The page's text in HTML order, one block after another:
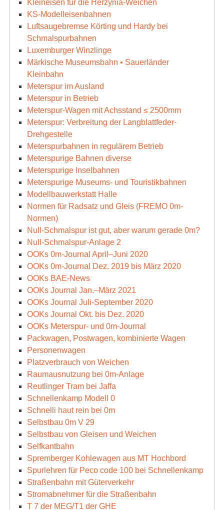
Kleineisen für die Herzynia-Weichen
KS-Modelleisenbahnen
Luftsaugebremse Körting und Hardy bei
Schmalspurbahnen
Luxemburger Winzlinge
Märkische Museumsbahn • Sauerländer
Kleinbahn
Meterspur im Ausland
Meterspur in Betrieb
Meterspur-Wagen mit Achsstand ≤ 2500mm
Meterspur: Verbreitung der Langblattfeder-
Drehgestelle
Meterspurbahnen in regulärem Betrieb
Meterspurige Bahnen diverse
Meterspurige Inselbahnen
Meterspurige Museums- und Touristikbahnen
Modellbauwerkstatt Halle
Normen für Radsatz und Gleis (FREMO 0m-
Normen)
Null-Schmalspur ist gut, aber warum gerade 0m?
Null-Schmalspur-Anlage 2
OOKs 0m-Journal April–Juni 2020
OOKs 0m-Journal Dez. 2019 bis März 2020
OOKs BAE-News
OOKs Journal Jan.–März 2021
OOKs Journal Juli-September 2020
OOKs Journal Okt. bis Dez. 2020
OOKs Meterspur- und 0m-Journal
Packwagen, Postwagen, kombinierte Wagen
Personenwagen
Platzverbrauch von Weichen
Raumausnutzung bei 0m-Anlage
Reutlinger Tram bei Jaffa
Schnellenkamp Modell 0
Schnelli haut rein bei 0m
Selbstbau 0m V 29
Selbstbau von Gleisen und Weichen
Selfkantbahn
Spremberger Kohlewagen aus MT Hochbord
Spurlehren für Peco code 100 bei Schnellenkamp
Straßenbahn mit Güterverkehr
Stromabnehmer für die Straßenbahn
T 7 der MEG/T1 der GHE